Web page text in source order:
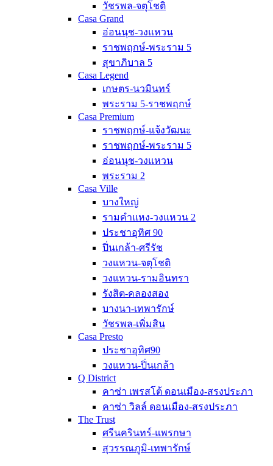
วัชรพล-จตุโชติ
Casa Grand
อ่อนนุช-วงแหวน
ราชพฤกษ์-พระราม 5
สุขาภิบาล 5
Casa Legend
เกษตร-นวมินทร์
พระราม 5-ราชพฤกษ์
Casa Premium
ราชพฤกษ์-แจ้งวัฒนะ
ราชพฤกษ์-พระราม 5
อ่อนนุช-วงแหวน
พระราม 2
Casa Ville
บางใหญ่
รามคำแหง-วงแหวน 2
ประชาอุทิศ 90
ปิ่นเกล้า-ศรีรัช
วงแหวน-จตุโชติ
วงแหวน-รามอินทรา
รังสิต-คลองสอง
บางนา-เทพารักษ์
วัชรพล-เพิ่มสิน
Casa Presto
ประชาอุทิศ90
วงแหวน-ปิ่นเกล้า
Q District
คาซ่า เพรสโต้ ดอนเมือง-สรงประภา
คาซ่า วิลล์ ดอนเมือง-สรงประภา
The Trust
ศรีนครินทร์-แพรกษา
สุวรรณภูมิ-เทพารักษ์